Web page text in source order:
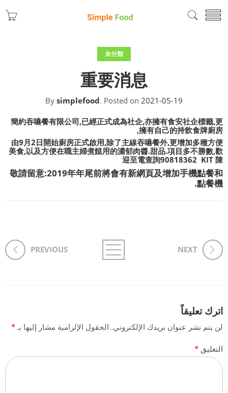
未分類
重要消息
By simplefood. Posted on 2021-05-19
簡約吞嚥餐有限公司,已經正式成為社企,亦擁有食安社企標籤,更
擁有自己的持飲食牌廚房,
由9月2日開始廚房正式啟用,除了主線吞嚥餐外,更增加多種方便
美食,以及方便在職主婦煮餸用的濃郁肉醬.甜品.項目多不勝數,歡
迎至電查詢90818362 KIT 陳
​敬請留意:2019年年尾前將會有新網頁及增加手機點餐和
點餐機.
PREVIOUS NEXT
اترك تعليقاً
لن يتم نشر عنوان بريدك الإلكتروني. الحقول الإلزامية مشار إليها بـ*
التعليق *